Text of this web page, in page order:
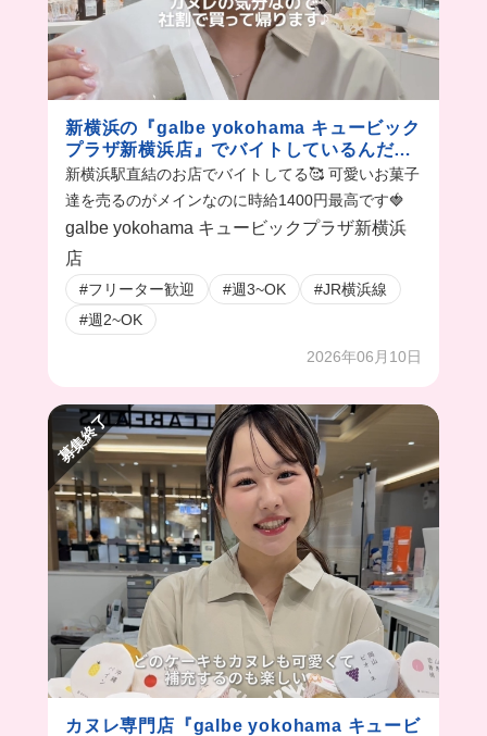
新横浜の『galbe yokohama キュービック
プラザ新横浜店』でバイトしているんだけ
ど
新横浜駅直結のお店でバイトしてる🥰 可愛いお菓子
達を売るのがメインなのに時給1400円最高です🍓
galbe yokohama キュービックプラザ新横浜
店
#フリーター歓迎 #週3~OK
#JR横浜線
#週2~OK
2026年06月10日
募集終了
カヌレ専門店『galbe yokohama キュービ